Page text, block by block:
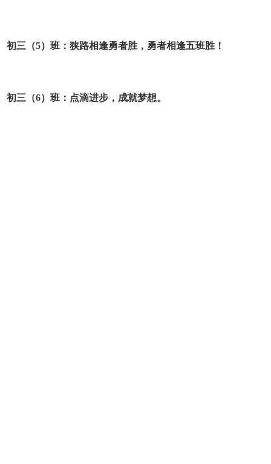
初三（5）班 ：狭路相逢勇者胜，勇者相逢五班胜！
初三（6）班 ：点滴进步，成就梦想。